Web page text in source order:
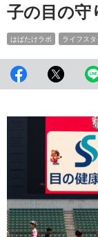
子の目の守
はばたけラボ ライフス